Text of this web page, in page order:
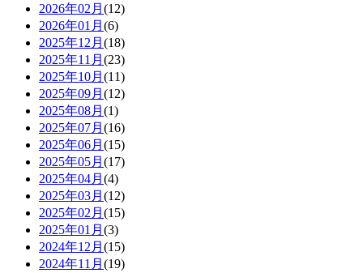
2026年02月 (12)
2026年01月 (6)
2025年12月 (18)
2025年11月 (23)
2025年10月 (11)
2025年09月 (12)
2025年08月 (1)
2025年07月 (16)
2025年06月 (15)
2025年05月 (17)
2025年04月 (4)
2025年03月 (12)
2025年02月 (15)
2025年01月 (3)
2024年12月 (15)
2024年11月 (19)